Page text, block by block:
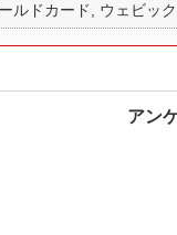
ルドカード, ウェビッ
アン